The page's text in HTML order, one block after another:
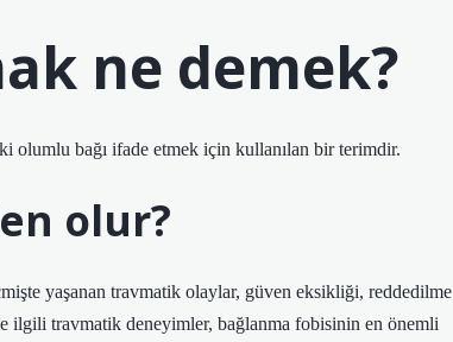
ne demek?
olumlu bağı ifade etmek için kullanılan bir terimdir.
olur?
yaşanan travmatik olaylar, güven eksikliği, reddedilme
ilgili travmatik deneyimler, bağlanma fobisinin en önemli